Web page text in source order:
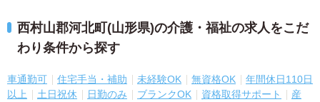
西村山郡河北町(山形県)の介護・福祉の求人をこだ
わり条件から探す
車通勤可 住宅手当・補助 未経験OK 無資格OK
年間休日110日
以上
土日祝休 日勤のみ ブランクOK 資格取得サポート 産